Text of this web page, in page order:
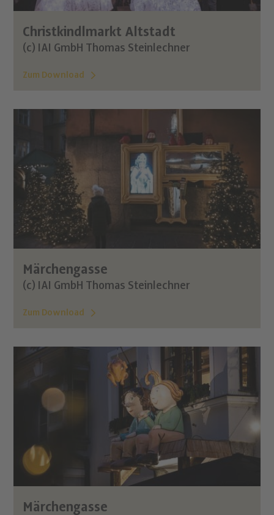
Christkindlmarkt Altstadt
(c) IAI GmbH Thomas Steinlechner
Zum Download
Märchengasse
(c) IAI GmbH Thomas Steinlechner
Zum Download
Märchengasse